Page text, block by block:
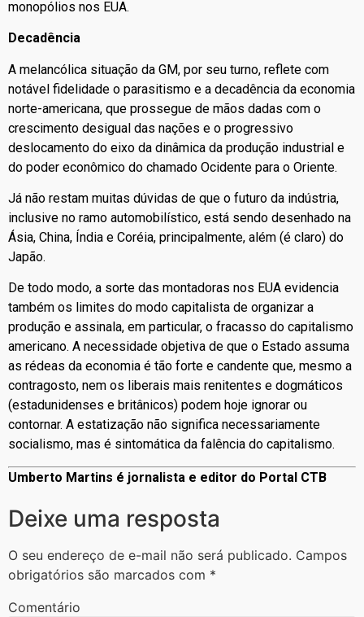
monopólios nos EUA.
Decadência
A melancólica situação da GM, por seu turno, reflete com
notável fidelidade o parasitismo e a decadência da economia
norte-americana, que prossegue de mãos dadas com o
crescimento desigual das nações e o progressivo
deslocamento do eixo da dinâmica da produção industrial e
do poder econômico do chamado Ocidente para o Oriente.
Já não restam muitas dúvidas de que o futuro da indústria,
inclusive no ramo automobilístico, está sendo desenhado na
Ásia, China, Índia e Coréia, principalmente, além (é claro) do
Japão.
De todo modo, a sorte das montadoras nos EUA evidencia
também os limites do modo capitalista de organizar a
produção e assinala, em particular, o fracasso do capitalismo
americano. A necessidade objetiva de que o Estado assuma
as rédeas da economia é tão forte e candente que, mesmo a
contragosto, nem os liberais mais renitentes e dogmáticos
(estadunidenses e britânicos) podem hoje ignorar ou
contornar. A estatização não significa necessariamente
socialismo, mas é sintomática da falência do capitalismo.
Umberto Martins é jornalista e editor do Portal CTB
Deixe uma resposta
O seu endereço de e-mail não será publicado. Campos
obrigatórios são marcados com *
Comentário